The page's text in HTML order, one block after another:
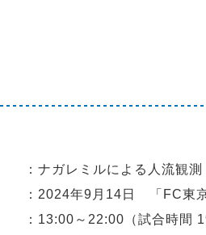
レミルによる人流観測
9月14日 「FC東京 vs 名
～22:00（試合時間